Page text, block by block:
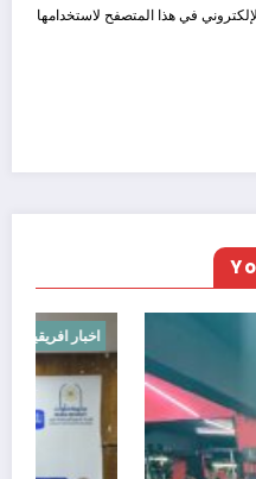
في هذا المتصفح لاستخدامها